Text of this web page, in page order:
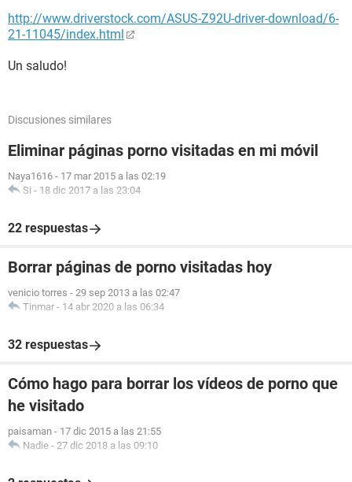
http://www.driverstock.com/ASUS-Z92U-driver-download/6-
21-11045/index.html
Un saludo!
Discusiones similares
Eliminar páginas porno visitadas en mi móvil
Naya1616 - 17 mar 2015 a las 02:19
Si - 18 dic 2017 a las 23:04
22 respuestas
Borrar páginas de porno visitadas hoy
venicio torres - 29 sep 2013 a las 02:47
Tinmar - 14 abr 2020 a las 06:34
32 respuestas
Cómo hago para borrar los vídeos de porno que
he visitado
paisaman - 17 dic 2015 a las 21:55
Nadie - 27 dic 2018 a las 09:10